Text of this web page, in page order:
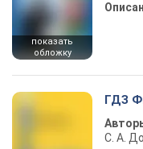
показать
обложку
ГДЗ
С. А.